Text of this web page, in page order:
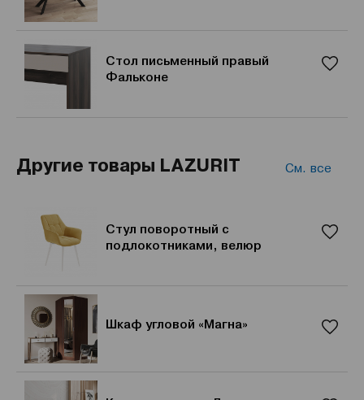
Стол письменный правый
Фальконе
Другие товары LAZURIT См. все
Стул поворотный с
подлокотниками, велюр
Шкаф угловой «Магна»